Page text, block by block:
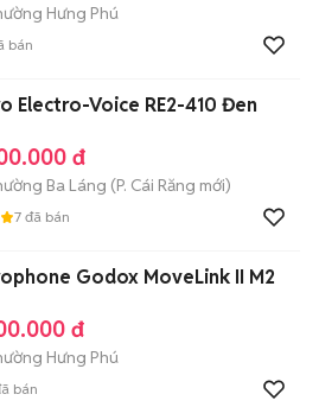
Hưng Phú
bán
Electro-Voice RE2-410 Đen
đ
Ba Láng (P. Cái Răng mới)
7 đã bán
Godox MoveLink II M2
đ
Hưng Phú
bán